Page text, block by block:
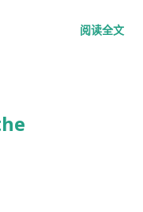
デザインの服。
関与する、参画す
現。 ≈ 従事（じゅう
I didn't get enough
阅读全文